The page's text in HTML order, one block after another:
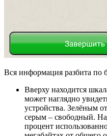
Вся информация разбита по
Вверху находится
может наглядно
устройства. Зелёным
серым – свободный.
процент